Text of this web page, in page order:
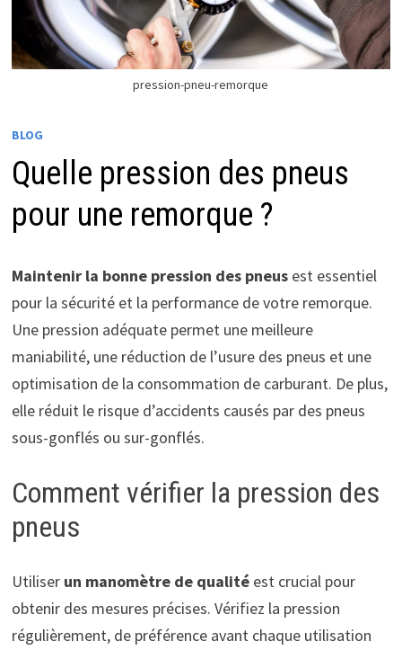
pression-pneu-remorque
BLOG
Quelle pression des pneus
pour une remorque ?
Maintenir la bonne pression des pneusest essentiel
pour la sécurité et la performance de votre remorque.
Une pression adéquate permet une meilleure
maniabilité, une réduction de l’usure des pneus et une
optimisation de la consommation de carburant. De plus,
elle réduit le risque d’accidents causés par des pneus
sous-gonflés ou sur-gonflés.
Comment vérifier la pression des
pneus
Utiliser un manomètre de qualitéest crucial pour
obtenir des mesures précises. Vérifiez la pression
régulièrement, de préférence avant chaque utilisation